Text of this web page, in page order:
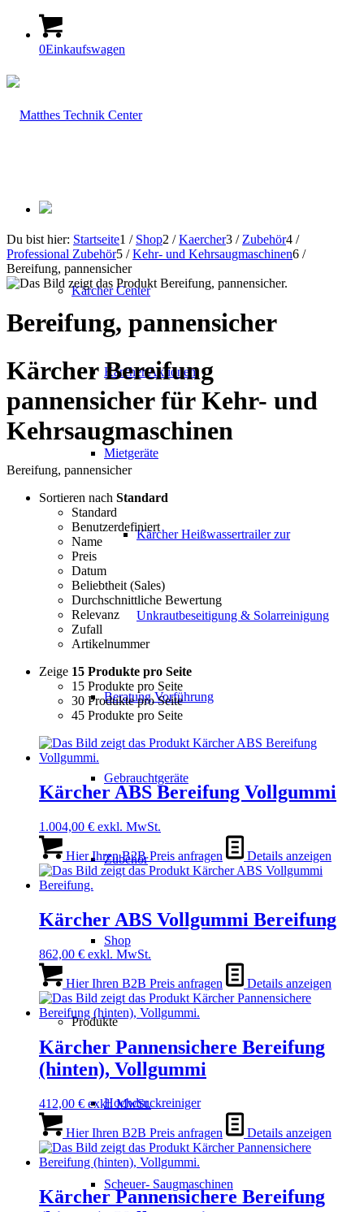
0Einkaufswagen
Kärcher Center
Kärcher Aktionen
Mietgeräte
Kärcher Heißwassertrailer zur
Unkrautbeseitigung & Solarreinigung
Beratung Vorführung
Gebrauchtgeräte
Zubehör
Shop
Produkte
Hochdruckreiniger
Scheuer- Saugmaschinen
Du bist hier: Startseite1 / Shop2 / Kaercher3 / Zubehör4 /
Professional Zubehör5 / Kehr- und Kehrsaugmaschinen6 /
Bereifung, pannensicher
Bereifung, pannensicher
Kärcher Bereifung
pannensicher für Kehr- und
Kehrsaugmaschinen
Bereifung, pannensicher
Sortieren nach Standard
Standard
Benutzerdefiniert
Name
Preis
Datum
Beliebtheit (Sales)
Durchschnittliche Bewertung
Relevanz
Zufall
Artikelnummer
Zeige 15 Produkte pro Seite
15 Produkte pro Seite
30 Produkte pro Seite
45 Produkte pro Seite
Kärcher ABS Bereifung Vollgummi
1.004,00 € exkl. MwSt.
Hier Ihren B2B Preis anfragen Details anzeigen
Kärcher ABS Vollgummi Bereifung
862,00 € exkl. MwSt.
Hier Ihren B2B Preis anfragen Details anzeigen
Kärcher Pannensichere Bereifung
(hinten), Vollgummi
412,00 € exkl. MwSt.
Hier Ihren B2B Preis anfragen Details anzeigen
Kärcher Pannensichere Bereifung